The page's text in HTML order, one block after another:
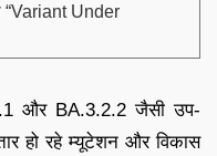
“Variant Under
और BA.3.2.2 जैसी उप-
हो रहे म्यूटेशन और विकास